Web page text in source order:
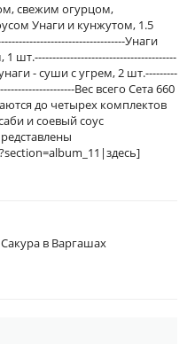
свежим огурцом,
Унаги и кунжутом, 1.5
Унаги
шт.----------------------------------------
- суши с угрем, 2 шт.---------
Вес всего Сета 660
до четырех комплектов
и соевый соус
Сакура в Варгашах